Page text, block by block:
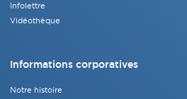
Infolettre
Vidéothèque
Informations corporatives
Notre histoire